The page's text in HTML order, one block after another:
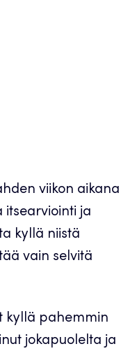
viikon aikana
ja
kyllä niistä
vain selvitä
kyllä pahemmin
jokapuolelta ja